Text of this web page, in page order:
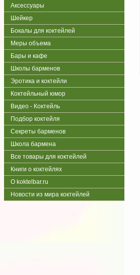
Аксессуары
Шейкер
Бокалы для коктейлей
Меры объема
Бары и кафе
Школы барменов
Эротика и коктейли
Коктейльный юмор
Видео - Коктейль
Подбор коктейля
Секреты барменов
Школа бармена
Все товары для коктейлей
Книги о коктейлях
О koktelbar.ru
Новости из мира коктейлей